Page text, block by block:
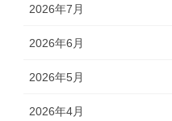
2026年7月
2026年6月
2026年5月
2026年4月